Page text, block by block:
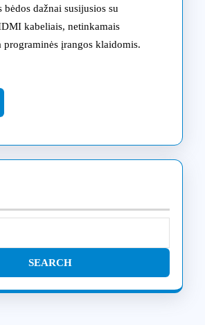
dažnai susijusios su
kabeliais, netinkamais
programinės įrangos klaidomis.